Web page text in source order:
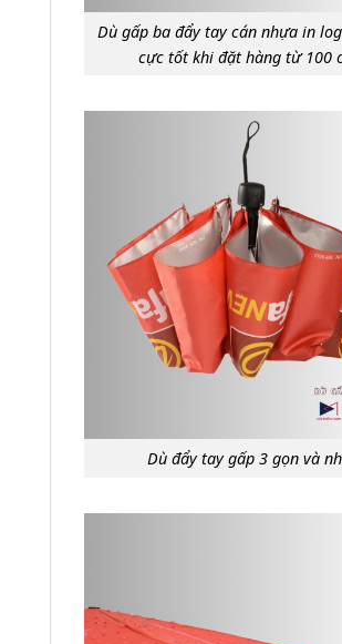
Dù gấp ba đẩy tay cán nhựa in
cực tốt khi đặt hàng từ 100
Dù đẩy tay gấp 3 gọn và